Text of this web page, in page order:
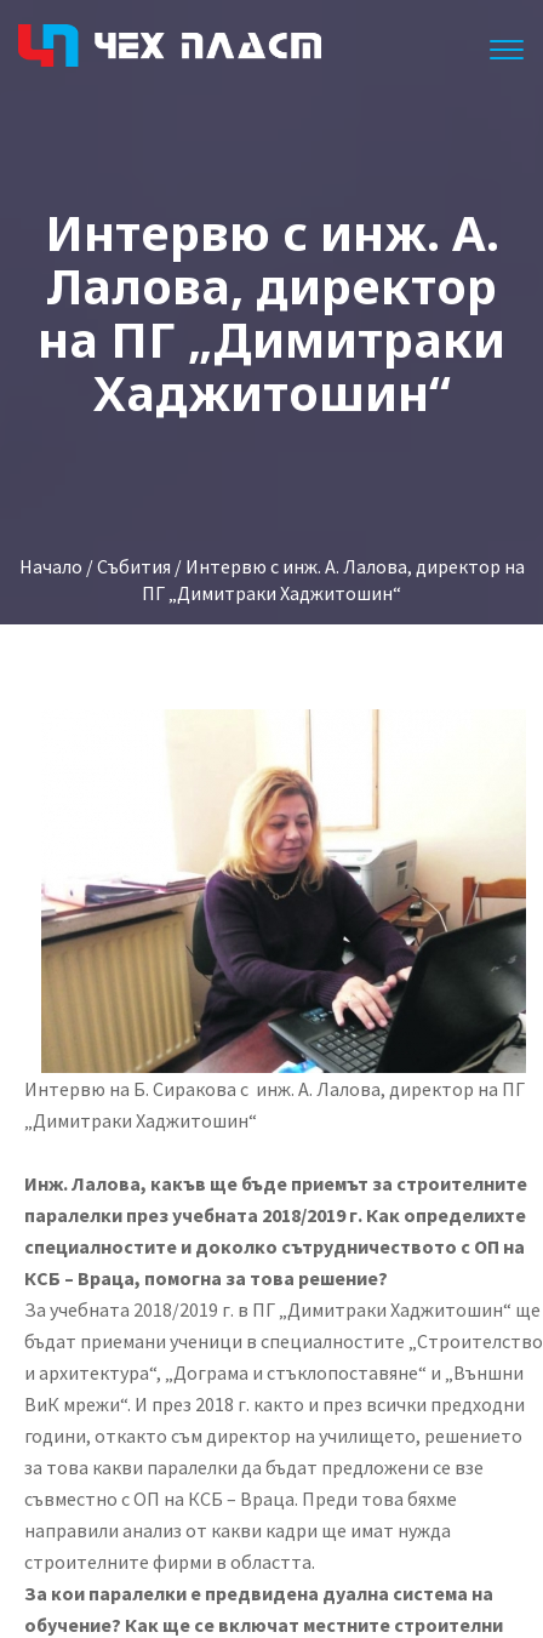
Интервю с инж. А.
Лалова, директор
на ПГ „Димитраки
Хаджитошин“
Начало /Събития / Интервю с инж. А. Лалова, директор на
ПГ „Димитраки Хаджитошин“
Интервю на Б. Сиракова с инж. А. Лалова, директор на ПГ
„Димитраки Хаджитошин“
Инж. Лалова, какъв ще бъде приемът за строителните
паралелки през учебната 2018/2019 г. Как определихте
специалностите и доколко сътрудничеството с ОП на
КСБ – Враца, помогна за това решение?
За учебната 2018/2019 г. в ПГ „Димитраки Хаджитошин“ ще
бъдат приемани ученици в специалностите „Строителство
и архитектура“, „Дограма и стъклопоставяне“ и „Външни
ВиК мрежи“. И през 2018 г. както и през всички предходни
години, откакто съм директор на училището, решението
за това какви паралелки да бъдат предложени се взе
съвместно с ОП на КСБ – Враца. Преди това бяхме
направили анализ от какви кадри ще имат нужда
строителните фирми в областта.
За кои паралелки е предвидена дуална система на
обучение? Как ще се включат местните строителни